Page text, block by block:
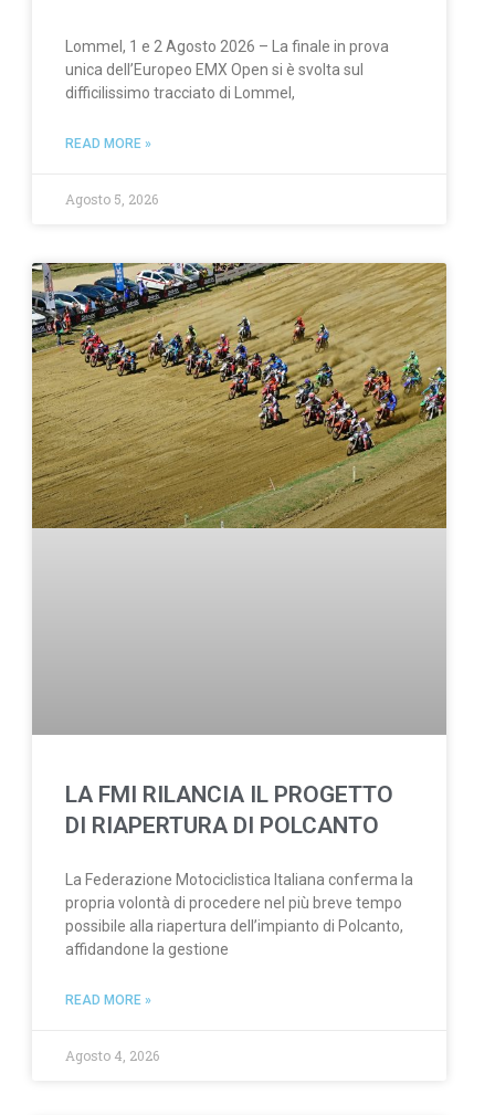
Lommel, 1 e 2 Agosto 2026 – La finale in prova
unica dell’Europeo EMX Open si è svolta sul
difficilissimo tracciato di Lommel,
READ MORE »
Agosto 5, 2026
LA FMI RILANCIA IL PROGETTO
DI RIAPERTURA DI POLCANTO
La Federazione Motociclistica Italiana conferma la
propria volontà di procedere nel più breve tempo
possibile alla riapertura dell’impianto di Polcanto,
affidandone la gestione
READ MORE »
Agosto 4, 2026